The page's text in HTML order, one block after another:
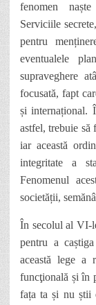
fenomen
Serviciile
pentru
eventualele
supraveghere
focusată, fapt
și internațional.
astfel, trebuie să
iar această
integritate a
Fenomenul
societății,
În secolul al VI-
pentru a
această lege a
funcţională și în
fața ta și nu știi